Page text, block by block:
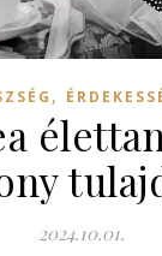
,
2024.10.01.